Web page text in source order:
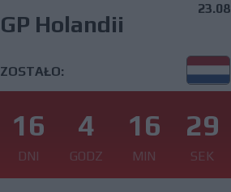
GP Holandii
23.08
ZOSTAŁO:
16
DNI
4
GODZ
16
MIN
28
SEK